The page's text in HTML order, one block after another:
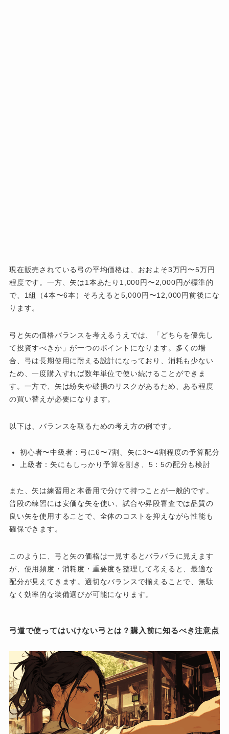
現在販売されている弓の平均価格は、おおよそ3万円〜5万円
程度です。一方、矢は1本あたり1,000円〜2,000円が標準的
で、1組（4本〜6本）そろえると5,000円〜12,000円前後にな
ります。
弓と矢の価格バランスを考えるうえでは、「どちらを優先し
て投資すべきか」が一つのポイントになります。多くの場
合、弓は長期使用に耐える設計になっており、消耗も少ない
ため、一度購入すれば数年単位で使い続けることができま
す。一方で、矢は紛失や破損のリスクがあるため、ある程度
の買い替えが必要になります。
以下は、バランスを取るための考え方の例です。
初心者〜中級者：弓に6〜7割、矢に3〜4割程度の予算配分
上級者：矢にもしっかり予算を割き、5：5の配分も検討
また、矢は練習用と本番用で分けて持つことが一般的です。
普段の練習には安価な矢を使い、試合や昇段審査では品質の
良い矢を使用することで、全体のコストを抑えながら性能も
確保できます。
このように、弓と矢の価格は一見するとバラバラに見えます
が、使用頻度・消耗度・重要度を整理して考えると、最適な
配分が見えてきます。適切なバランスで揃えることで、無駄
なく効率的な装備選びが可能になります。
弓道で使ってはいけない弓とは？購入前に知るべき注意点